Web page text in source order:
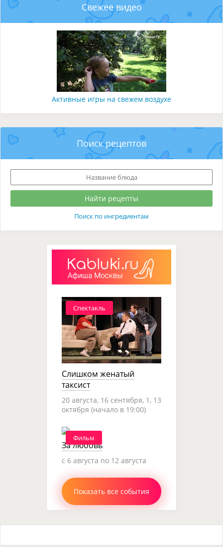
Свежее видео
Активные игры на свежем воздухе
Поиск рецептов
Поиск по ингредиентам
Спектакль
Слишком женатый
таксист
20 августа, 16 сентября, 1, 13
октября (начало в 19:00)
Фильм
За любовь
c 6 августа по 12 августа
Показать все события